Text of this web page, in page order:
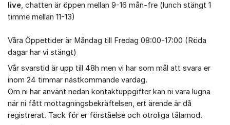
live, chatten är öppen mellan 9-16 mån-fre (lunch stängt 1
timme mellan 11-13)
Våra Öppettider är Måndag till Fredag 08:00-17:00 (Röda
dagar har vi stängt)
Vår svarstid är upp till 48h men vi har som mål att svara er
inom 24 timmar nästkommande vardag.
Om ni har använt nedan kontaktuppgifter kan ni vara lugna
när ni fått mottagningsbekräftelsen, ert ärende är då
registrerat. Tack för er förståelse och otroliga tålamod.